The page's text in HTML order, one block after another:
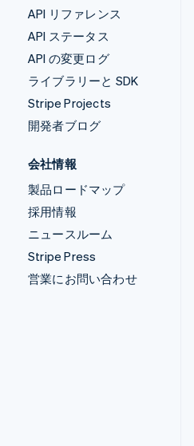
API リファレンス
API ステータス
API の変更ログ
ライブラリーと SDK
Stripe Projects
開発者ブログ
会社情報
製品ロードマップ
採用情報
ニュースルーム
Stripe Press
営業にお問い合わせ